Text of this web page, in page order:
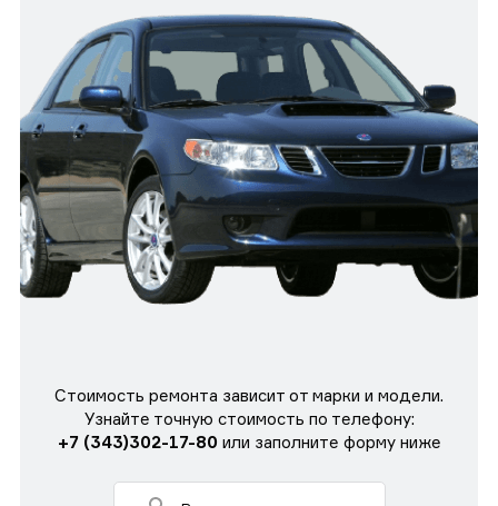
Стоимость ремонта зависит от марки и модели.
Узнайте точную стоимость по телефону:
+7 (343)302-17-80 или заполните форму ниже